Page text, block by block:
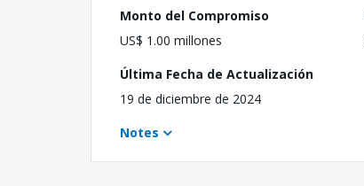
Monto del Compromiso
US$ 1.00 millones
Última Fecha de Actualización
19 de diciembre de 2024
Notes